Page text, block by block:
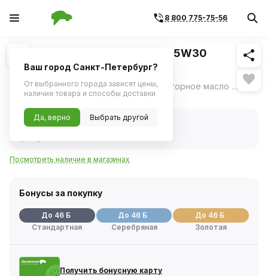
8 800 775-75-56
1/1 Похожие
Моторное масло MOBIL 1 ESP 5W30
синтетическое 1л
MOBIL 1 ESP 5W30 - синтетическое моторное масло с улучшенными эксплуатационными характеристиками. ещё
Нет в наличии
Нет в наличии
Посмотреть наличие в магазинах
Бонусы за покупку
До 46 Б
Стандартная
До 46 Б
Серебряная
До 46 Б
Золотая
Получить бонусную карту
Ваш город Санкт-Петербург?
От выбранного города зависят цены,
наличие товара и способы доставки
Да, верно Выбрать другой